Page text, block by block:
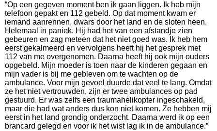
“Op een gegeven moment ben ik gaan liggen. Ik heb mijn
telefoon gepakt en 112 gebeld. Op dat moment kwam er
iemand aanrennen, dwars door het land en de sloten heen.
Helemaal in paniek. Hij had het van een afstandje zien
gebeuren en zag meteen dat het niet goed was. Ik heb hem
eerst gekalmeerd en vervolgens heeft hij het gesprek met
112 van me overgenomen. Daarna heeft hij ook mijn ouders
opgebeld. Mijn moeder is toen naar de kinderen gegaan en
mijn vader is bij me gebleven om te wachten op de
ambulance. Voor mijn gevoel duurde dat veel te lang. Omdat
ze het niet vertrouwden, zijn er twee ambulances op pad
gestuurd. Er was zelfs een traumahelikopter ingeschakeld,
maar die had wat anders dus kon niet komen. Ze hebben mij
eerst in het land grondig onderzocht. Daarna werd ik op een
brancard gelegd en voor ik het wist lag ik in de ambulance.”